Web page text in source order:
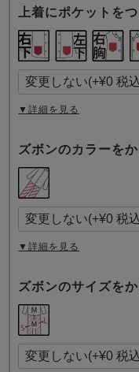
上着にポケットを
▼詳細を見る
ズボンのカラーを
▼詳細を見る
ズボンのサイズを